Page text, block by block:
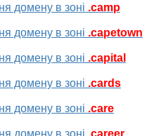
домену в зоні .camp
домену в зоні .capetown
домену в зоні .capital
домену в зоні .cards
домену в зоні .care